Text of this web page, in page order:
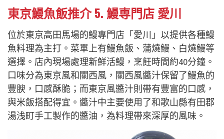
東京鰻魚飯推介 5. 鰻専門店 愛川
位於東京高田馬場的鰻專門店「愛川」以提供各種鰻
魚料理為主打。菜單上有鰻魚飯、蒲燒鰻、白燒鰻等
選擇。店內現場處理新鮮活鰻，烹飪時間約40分鐘。
口味分為東京風和關西風，關西風醬汁保留了鰻魚的
豐腴，口感酥脆；而東京風醬汁則帶有豐富的口感，
與米飯搭配得宜。醬汁中主要使用了和歌山縣有田郡
湯浅町手工製作的醬油，為料理帶來深厚的風味。